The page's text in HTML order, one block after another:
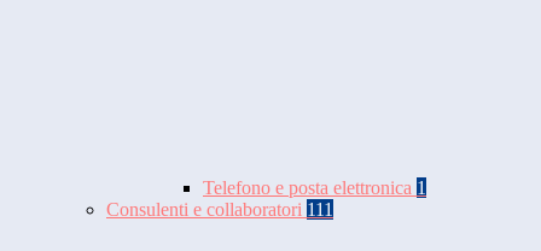
Telefono e posta elettronica 1
Consulenti e collaboratori 111